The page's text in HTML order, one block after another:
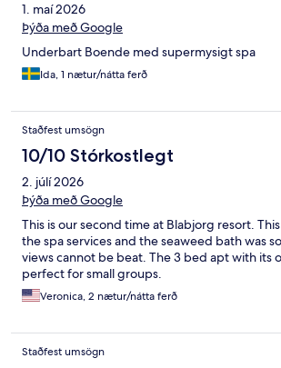
1. maí 2026
Þýða með Google
Underbart Boende med supermysigt spa
Ida, 1 nætur/nátta ferð
Staðfest umsögn
10/10 Stórkostlegt
2. júlí 2026
Þýða með Google
This is our second time at Blabjorg resort.
the spa services and the seaweed bath was
views cannot be beat. The 3 bed apt with its
perfect for small groups.
Veronica, 2 nætur/nátta ferð
Staðfest umsögn